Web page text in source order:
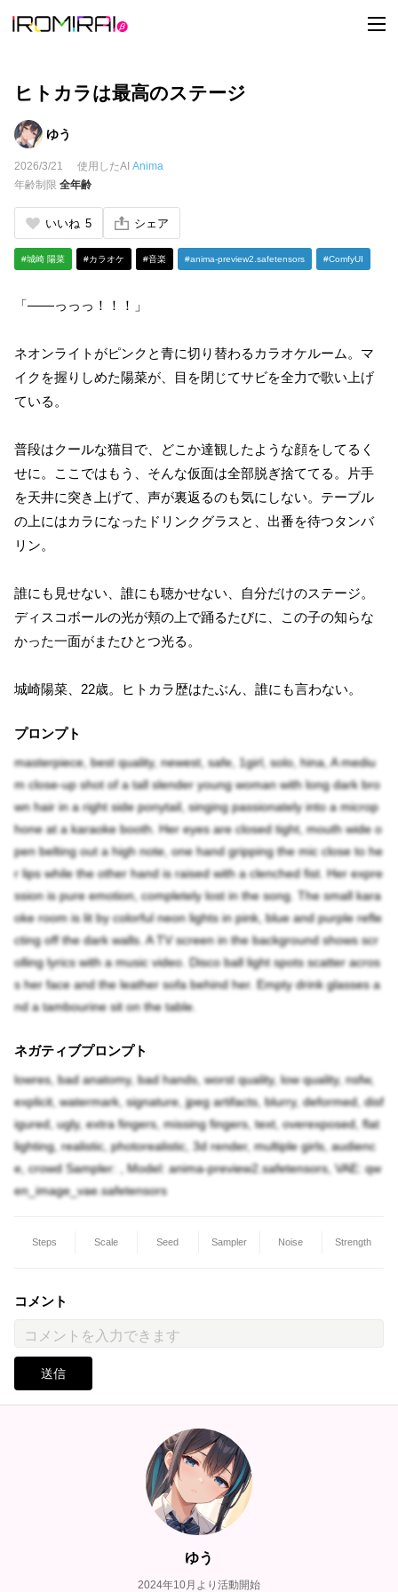
t
o
ヒトカラは最高のステージ
ゆう
2026/3/21 使用したAI Anima
年齢制限 全年齢
いいね 5 シェア
#城崎 陽菜 #カラオケ #音楽 #anima-preview2.safetensors #ComfyUI
「――っっっ！！！」
ネオンライトがピンクと青に切り替わるカラオケルーム。マ
イクを握りしめた陽菜が、目を閉じてサビを全力で歌い上げ
ている。
普段はクールな猫目で、どこか達観したような顔をしてるく
せに。ここではもう、そんな仮面は全部脱ぎ捨ててる。片手
を天井に突き上げて、声が裏返るのも気にしない。テーブル
の上にはカラになったドリンクグラスと、出番を待つタンバ
リン。
誰にも見せない、誰にも聴かせない、自分だけのステージ。
ディスコボールの光が頬の上で踊るたびに、この子の知らな
かった一面がまたひとつ光る。
城崎陽菜、22歳。ヒトカラ歴はたぶん、誰にも言わない。
プロンプト
masterpiece, best quality, newest, safe, 1girl, solo, hina, A mediu
m close-up shot of a tall slender young woman with long dark bro
wn hair in a right side ponytail, singing passionately into a microp
hone at a karaoke booth. Her eyes are closed tight, mouth wide o
pen belting out a high note, one hand gripping the mic close to he
r lips while the other hand is raised with a clenched fist. Her expre
ssion is pure emotion, completely lost in the song. The small kara
oke room is lit by colorful neon lights in pink, blue and purple refle
cting off the dark walls. A TV screen in the background shows scr
olling lyrics with a music video. Disco ball light spots scatter acros
s her face and the leather sofa behind her. Empty drink glasses a
nd a tambourine sit on the table.
ネガティブプロンプト
lowres, bad anatomy, bad hands, worst quality, low quality, nsfw,
explicit, watermark, signature, jpeg artifacts, blurry, deformed, disf
igured, ugly, extra fingers, missing fingers, text, overexposed, flat
lighting, realistic, photorealistic, 3d render, multiple girls, audienc
e, crowd Sampler: , Model: anima-preview2.safetensors, VAE: qw
en_image_vae.safetensors
Steps Scale Seed Sampler Noise Strength
コメント
送信
ゆう
2024年10月より活動開始